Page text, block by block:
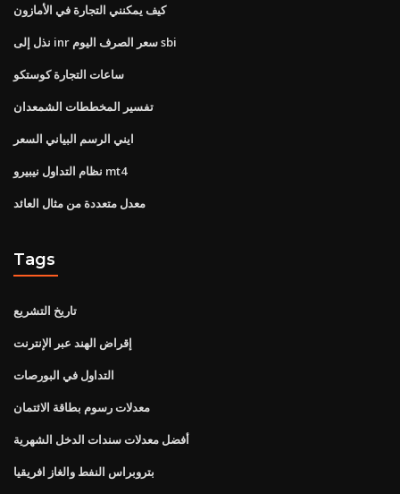
كيف يمكنني التجارة في الأمازون
نذل إلى inr سعر الصرف اليوم sbi
ساعات التجارة كوستكو
تفسير المخططات الشمعدان
ايني الرسم البياني السعر
نظام التداول نيبيرو mt4
معدل متعددة من مثال العائد
Tags
تاريخ التشريع
إقراض الهند عبر الإنترنت
التداول في البورصات
معدلات رسوم بطاقة الائتمان
أفضل معدلات سندات الدخل الشهرية
بتروبراس النفط والغاز افريقيا